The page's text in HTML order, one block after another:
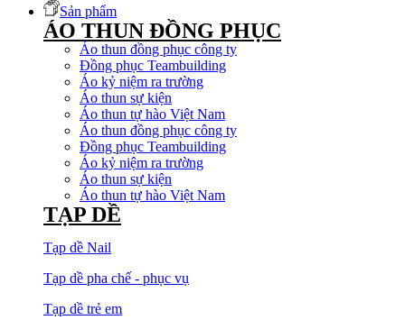
Sản phẩm
ÁO THUN ĐỒNG PHỤC
Áo thun đồng phục công ty
Đồng phục Teambuilding
Áo kỷ niệm ra trường
Áo thun sự kiện
Áo thun tự hào Việt Nam
Áo thun đồng phục công ty
Đồng phục Teambuilding
Áo kỷ niệm ra trường
Áo thun sự kiện
Áo thun tự hào Việt Nam
TẠP DỀ
Tạp dề Nail
Tạp dề pha chế - phục vụ
Tạp dề trẻ em